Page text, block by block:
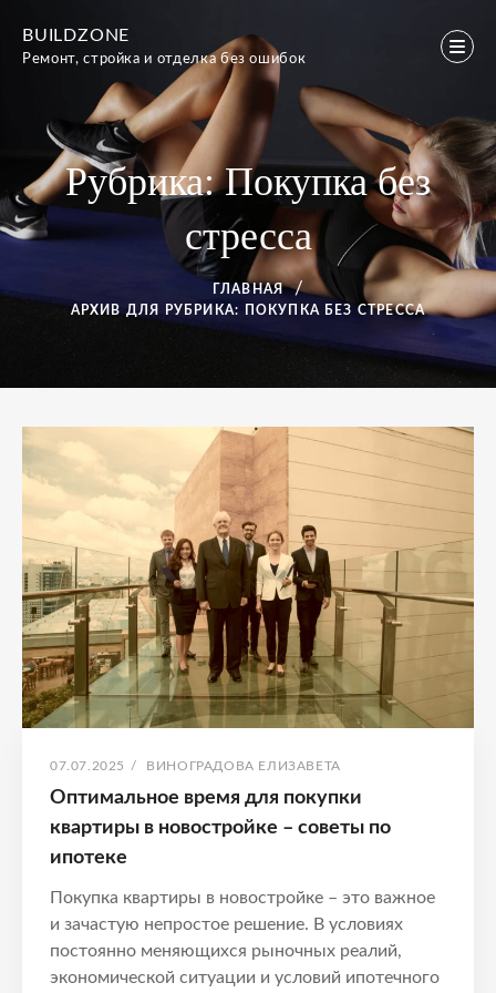
содержимому
BUILDZONE
Ремонт, стройка и отделка без ошибок
Рубрика:Покупка без
стресса
ГЛАВНАЯ
АРХИВ ДЛЯ
РУБРИКА: ПОКУПКА БЕЗ СТРЕССА
Рубрика:
Покупка
без
стресса
ОПУБЛИКОВАНО
07.07.2025 / АВТОР:
ВИНОГРАДОВА ЕЛИЗАВЕТА
Оптимальное время для покупки
квартиры в новостройке – советы по
ипотеке
Покупка квартиры в новостройке – это важное
и зачастую непростое решение. В условиях
постоянно меняющихся рыночных реалий,
экономической ситуации и условий ипотечного